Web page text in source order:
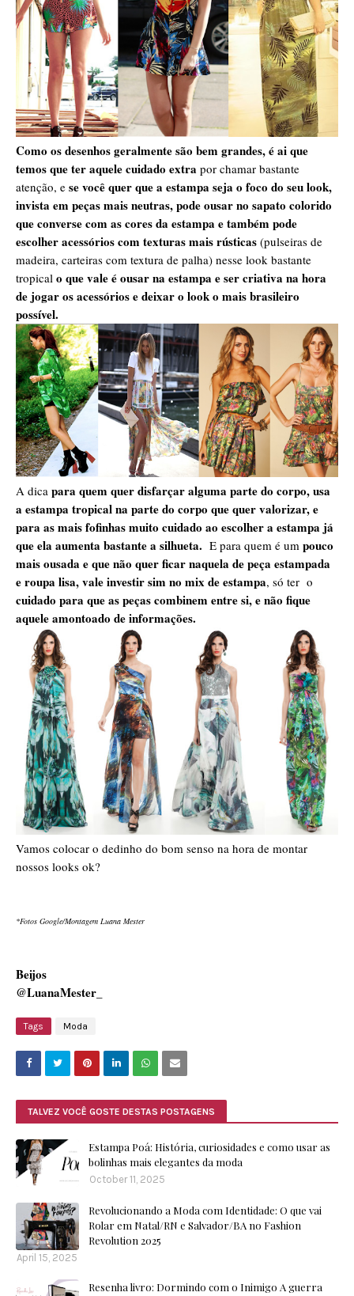
Como os desenhos geralmente são bem grandes, é ai que
temos que ter aquele cuidado extra por chamar bastante
atenção, e se você quer que a estampa seja o foco do seu look,
invista em peças mais neutras, pode ousar no sapato colorido
que converse com as cores da estampa e também pode
escolher acessórios com texturas mais rústicas (pulseiras de
madeira, carteiras com textura de palha) nesse look bastante
tropical o que vale é ousar na estampa e ser criativa na hora
de jogar os acessórios e deixar o look o mais brasileiro
possível.
A dica para quem quer disfarçar alguma parte do corpo, usa
a estampa tropical na parte do corpo que quer valorizar, e
para as mais fofinhas muito cuidado ao escolher a estampa já
que ela aumenta bastante a silhueta. E para quem é um pouco
mais ousada e que não quer ficar naquela de peça estampada
e roupa lisa, vale investir sim no mix de estampa, só ter o
cuidado para que as peças combinem entre si, e não fique
aquele amontoado de informações.
Vamos colocar o dedinho do bom senso na hora de montar
nossos looks ok?
*Fotos Google/Montagem Luana Mester
Beijos
@LuanaMester_
Tags Moda
TALVEZ VOCÊ GOSTE DESTAS POSTAGENS
Estampa Poá: História, curiosidades e como usar as
bolinhas mais elegantes da moda
October 11, 2025
Revolucionando a Moda com Identidade: O que vai
Rolar em Natal/RN e Salvador/BA no Fashion
Revolution 2025
April 15, 2025
Resenha livro: Dormindo com o Inimigo A guerra